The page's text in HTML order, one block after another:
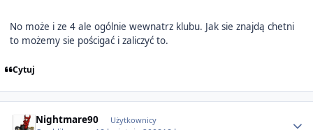
No może i ze 4 ale ogólnie wewnatrz klubu. Jak sie znajdą chetni
to możemy sie pościgać i zaliczyć to.
Cytuj
Nightmare90 Użytkownicy